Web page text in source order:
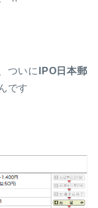
ついに
IPO日本郵
です